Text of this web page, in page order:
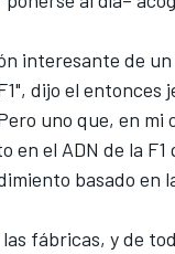
interesante de
dijo el entonces
uno que, en mi
en el ADN de la F1
basado en
fábricas, y de